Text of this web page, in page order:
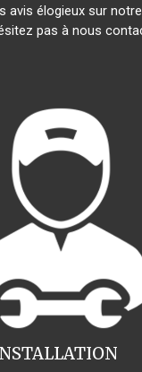
élogieux sur
pas à nous